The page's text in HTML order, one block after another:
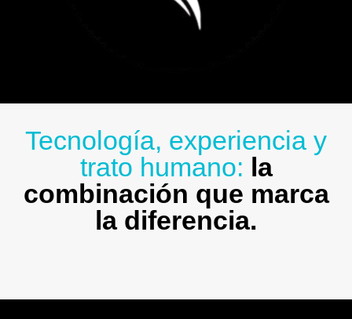
Tecnología, experiencia y
trato humano: la
combinación que marca
la diferencia.